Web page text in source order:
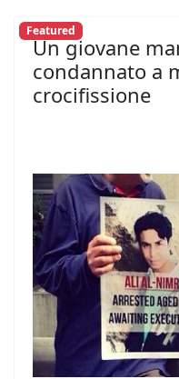
Featured
Un giovane
condannato a
crocifissione